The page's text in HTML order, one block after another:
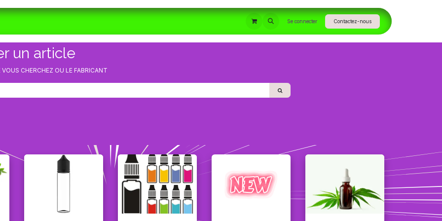
INFORMATIONS Se connecter Contactez-nous
un article
CHERCHEZ OU LE FABRICANT